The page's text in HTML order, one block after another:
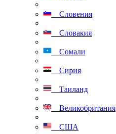
Словения
Словакия
Сомали
Сирия
Таиланд
Великобритания
США